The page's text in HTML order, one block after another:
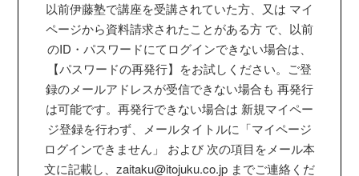
以前伊藤塾で講座を受講されていた方、又は マイ
ページから資料請求されたことがある方 で、以前
のID・パスワードにてログインできない場合は、
【パスワードの再発行】をお試しください。ご登
録のメールアドレスが受信できない場合も 再発行
は可能です。再発行できない場合は 新規マイペー
ジ登録を行わず、メールタイトルに「マイページ
ログインできません」 および 次の項目をメール本
文に記載し、zaitaku@itojuku.co.jp までご連絡くだ